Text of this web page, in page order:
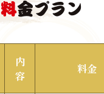
料金プラン
内
容
料金